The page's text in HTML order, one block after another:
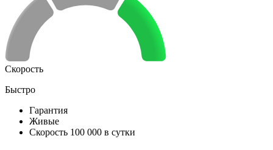
Скорость
Быстро
Гарантия
Живые
Скорость 100 000 в сутки